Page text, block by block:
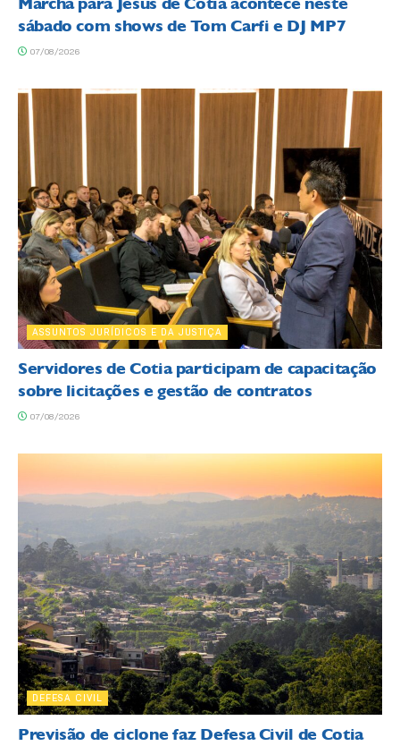
sábado com shows de Tom Carfi e DJ MP7
07/08/2026
ASSUNTOS JURÍDICOS E DA JUSTIÇA
Servidores de Cotia participam de capacitação
sobre licitações e gestão de contratos
07/08/2026
DEFESA CIVIL
Previsão de ciclone faz Defesa Civil de Cotia